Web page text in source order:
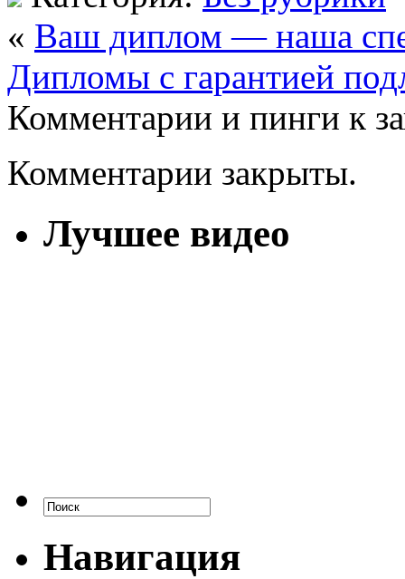
« Ваш диплом — наша
Дипломы с гарантией
Комментарии и пинги к
Комментарии закрыты.
Лучшее видео
Навигация